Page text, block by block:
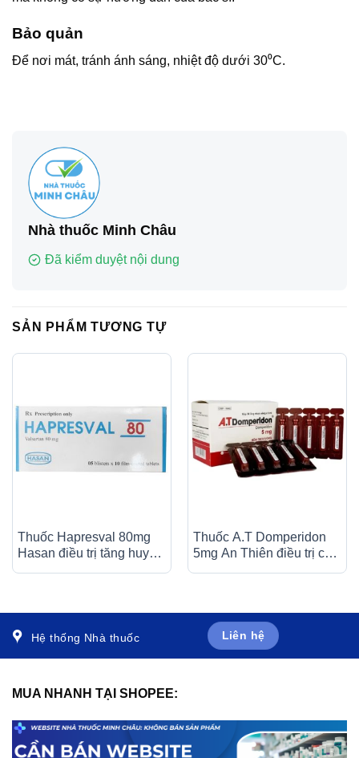
Bảo quản
Để nơi mát, tránh ánh sáng, nhiệt độ dưới 30⁰C.
Nhà thuốc Minh Châu
Đã kiểm duyệt nội dung
SẢN PHẨM TƯƠNG TỰ
Thuốc Hapresval 80mg
Hasan điều trị tăng huyết
Thuốc A.T Domperidon
5mg An Thiên điều trị các
Hệ thống Nhà thuốc Liên hệ
MUA NHANH TẠI SHOPEE: